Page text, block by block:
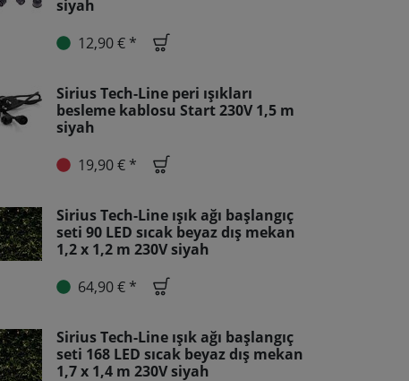
siyah
12,90 € *
Sirius Tech-Line peri ışıkları
besleme kablosu Start 230V 1,5 m
siyah
19,90 € *
Sirius Tech-Line ışık ağı başlangıç
seti 90 LED sıcak beyaz dış mekan
1,2 x 1,2 m 230V siyah
64,90 € *
Sirius Tech-Line ışık ağı başlangıç
seti 168 LED sıcak beyaz dış mekan
1,7 x 1,4 m 230V siyah